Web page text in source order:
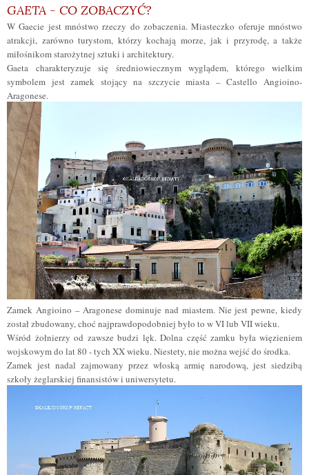
GAETA - CO ZOBACZYĆ?
W Gaecie jest mnóstwo rzeczy do zobaczenia. Miasteczko oferuje mnóstwo
atrakcji, zarówno turystom, którzy kochają morze, jak i przyrodę, a także
miłośnikom starożytnej sztuki i architektury.
Gaeta charakteryzuje się średniowiecznym wyglądem, którego wielkim
symbolem jest zamek stojący na szczycie miasta – Castello Angioino-
Aragonese.
Zamek Angioino – Aragonese dominuje nad miastem. Nie jest pewne, kiedy
został zbudowany, choć najprawdopodobniej było to w VI lub VII wieku.
Wśród żołnierzy od zawsze budzi lęk. Dolna część zamku była więzieniem
wojskowym do lat 80 - tych XX wieku. Niestety, nie można wejść do środka.
Zamek jest nadal zajmowany przez włoską armię narodową, jest siedzibą
szkoły żeglarskiej finansistów i uniwersytetu.